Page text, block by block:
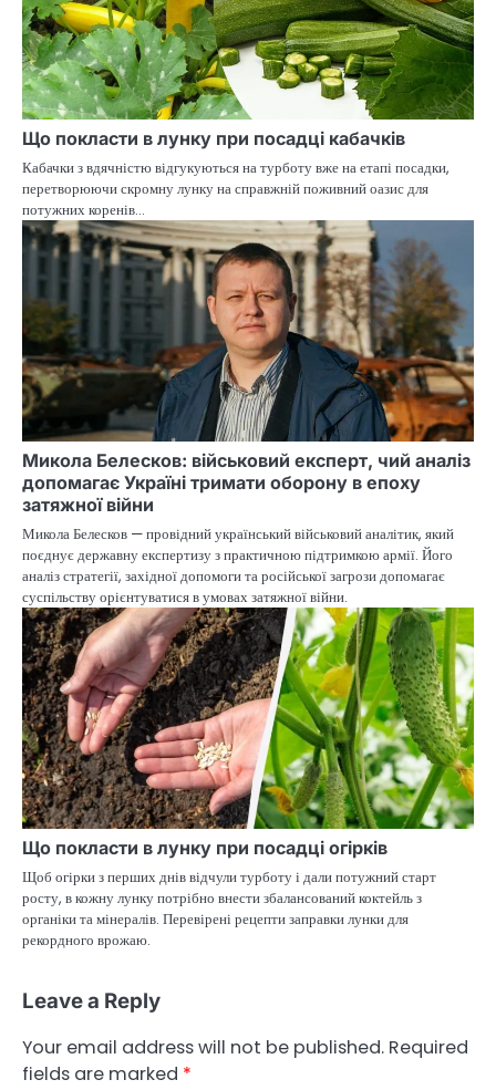
Що покласти в лунку при посадці кабачків
Кабачки з вдячністю відгукуються на турботу вже на етапі посадки,
перетворюючи скромну лунку на справжній поживний оазис для
потужних коренів…
Микола Белесков: військовий експерт, чий аналіз
допомагає Україні тримати оборону в епоху
затяжної війни
Микола Белесков — провідний український військовий аналітик, який
поєднує державну експертизу з практичною підтримкою армії. Його
аналіз стратегії, західної допомоги та російської загрози допомагає
суспільству орієнтуватися в умовах затяжної війни.
Що покласти в лунку при посадці огірків
Щоб огірки з перших днів відчули турботу і дали потужний старт
росту, в кожну лунку потрібно внести збалансований коктейль з
органіки та мінералів. Перевірені рецепти заправки лунки для
рекордного врожаю.
Leave a Reply
Your email address will not be published. Required
fields are marked *